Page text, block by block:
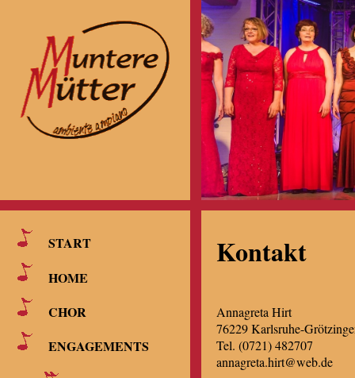
START
HOME
CHOR
ENGAGEMENTS
Kontakt
Annagreta Hirt
76229 Karlsruhe-
Tel. (0721) 482707
annagreta.hirt@web.de